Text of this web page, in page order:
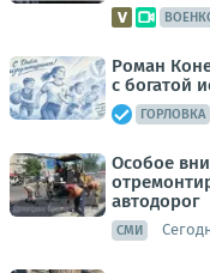
Роман
с богатой
ГОРЛОВКА
Особое
автодорог
СМИ